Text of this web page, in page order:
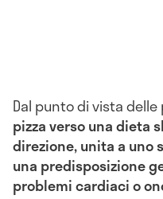
Dal punto di vista
pizza verso una dieta
direzione, unita a uno
una predisposizione
problemi cardiaci o